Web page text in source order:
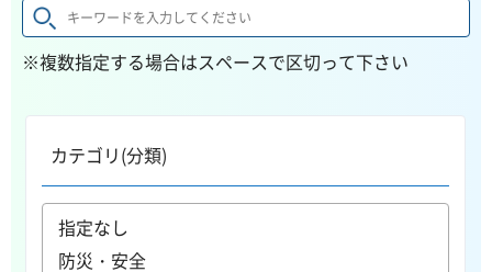
※複数指定する場合はスペースで区切って下さい
カテゴリ(分類)